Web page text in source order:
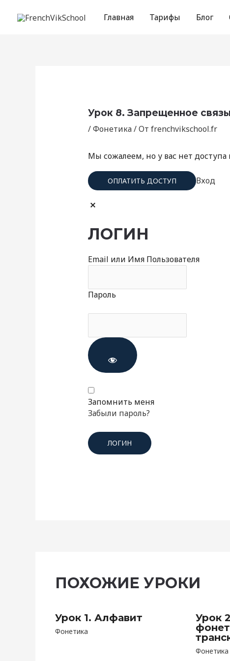
Главная Тарифы Блог
Урок 8. Запрещенное
/Фонетика/ От frenchvikschool.fr
Мы сожалеем, но у вас нет
ОПЛАТИТЬ ДОСТУП Вход
ЛОГИН
Email или Имя Пользователя
Пароль
Запомнить меня
Забыли пароль?
ЛОГИН
по
ПОХОЖИЕ УРОКИ
Урок 1. Алфавит
Фонетика
Урок
Фонетика